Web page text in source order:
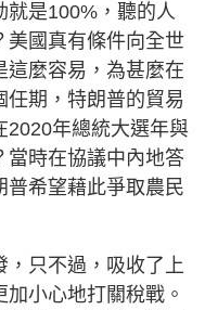
就是100%，聽的人
美國真有條件向全世
這麼容易，為甚麼在
任期，特朗普的貿易
2020年總統大選年與
當時在協議中內地答
普希望藉此爭取農民
，只不過，吸收了上
小心地打關稅戰。